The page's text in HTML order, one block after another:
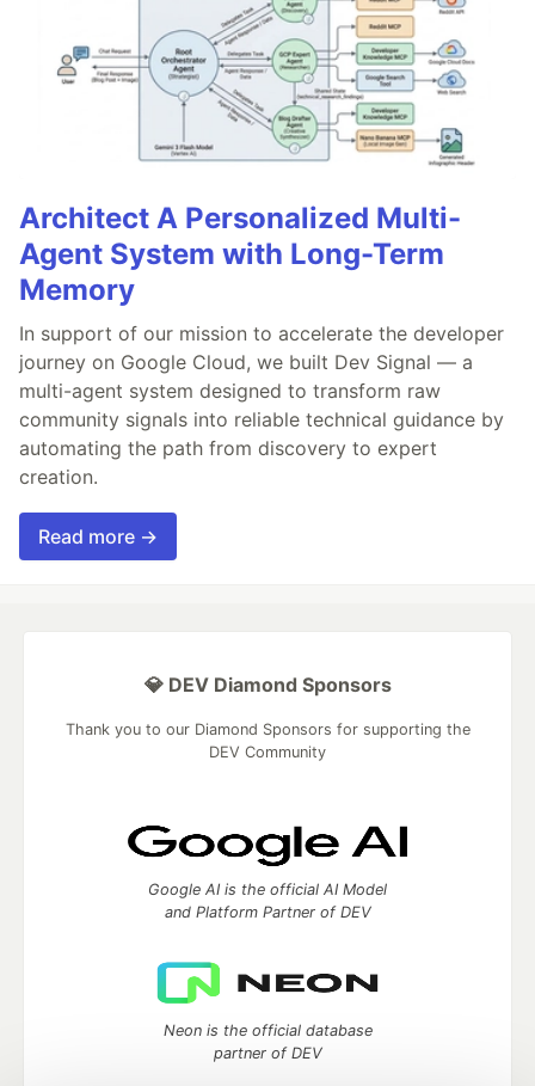
Architect A Personalized Multi-
Agent System with Long-Term
Memory
In support of our mission to accelerate the developer
journey on Google Cloud, we built Dev Signal — a
multi-agent system designed to transform raw
community signals into reliable technical guidance by
automating the path from discovery to expert
creation.
Read more →
💎 DEV Diamond Sponsors
Thank you to our Diamond Sponsors for supporting the
DEV Community
Google AI is the official AI Model
and Platform Partner of DEV
Neon is the official database
partner of DEV